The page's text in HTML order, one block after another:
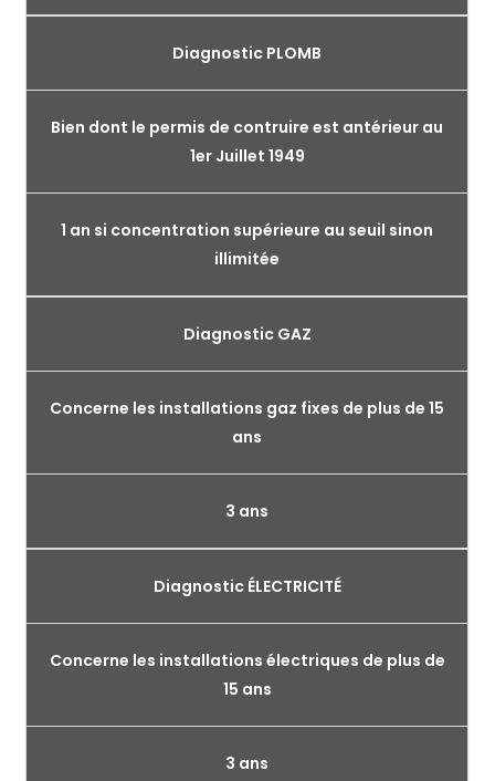
Diagnostic PLOMB
Bien dont le permis de contruire est antérieur au
1er Juillet 1949
1 an si concentration supérieure au seuil sinon
illimitée
Diagnostic GAZ
Concerne les installations gaz fixes de plus de 15
ans
3 ans
Diagnostic ÉLECTRICITÉ
Concerne les installations électriques de plus de
15 ans
3 ans